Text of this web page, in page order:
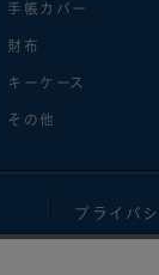
手帳カバー
財布
キーケース
その他
プライバ